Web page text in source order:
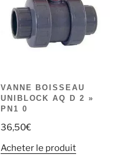
VANNE BOISSEAU
UNIBLOCK AQ D 2 »
PN1 0
36,50€
Acheter le produit